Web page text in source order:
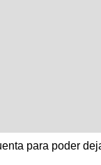
para poder